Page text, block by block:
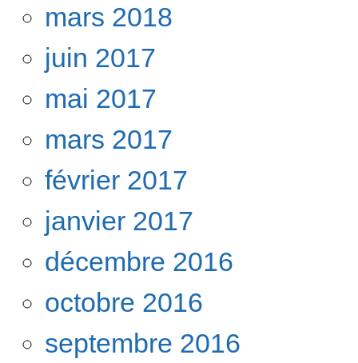
mars 2018
juin 2017
mai 2017
mars 2017
février 2017
janvier 2017
décembre 2016
octobre 2016
septembre 2016